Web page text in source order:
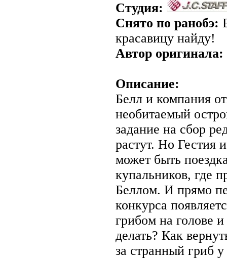
Студия:
Снято по ранобэ:
красавицу найду!
Автор оригинала:
Описание:
Белл и компания
необитаемый
задание на сбор
растут. Но Гестия
может быть
купальников, где
Беллом. И прямо
конкурса
грибом на голове
делать? Как
за странный гриб